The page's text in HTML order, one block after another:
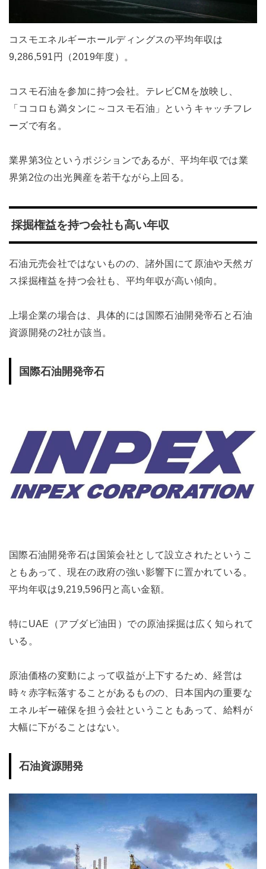
コスモエネルギーホールディングスの平均年収は
9,286,591円（2019年度）。
コスモ石油を参加に持つ会社。テレビCMを放映し、
「ココロも満タンに～コスモ石油」というキャッチフレ
ーズで有名。
業界第3位というポジションであるが、平均年収では業
界第2位の出光興産を若干ながら上回る。
採掘権益を持つ会社も高い年収
石油元売会社ではないものの、諸外国にて原油や天然ガ
ス採掘権益を持つ会社も、平均年収が高い傾向。
上場企業の場合は、具体的には国際石油開発帝石と石油
資源開発の2社が該当。
国際石油開発帝石
国際石油開発帝石は国策会社として設立されたというこ
ともあって、現在の政府の強い影響下に置かれている。
平均年収は9,219,596円と高い金額。
特にUAE（アブダビ油田）での原油採掘は広く知られて
いる。
原油価格の変動によって収益が上下するため、経営は
時々赤字転落することがあるものの、日本国内の重要な
エネルギー確保を担う会社ということもあって、給料が
大幅に下がることはない。
石油資源開発